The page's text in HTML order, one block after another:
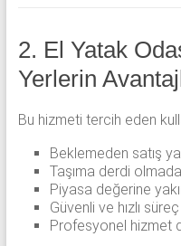
2. El Yatak
Yerlerin
Bu hizmeti tercih eden
Beklemeden satış
Taşıma derdi
Piyasa değerine
Güvenli ve hızlı süreç
Profesyonel hizmet